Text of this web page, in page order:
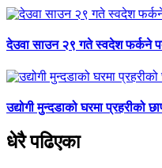
देउवा साउन २९ गते स्वदेश
उद्योगी मुन्दडाको घरमा प्रहरीको
धेरै पढिएका